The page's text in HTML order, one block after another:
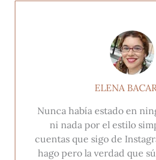
ELENA
Nunca había estado en
ni nada por el estilo
cuentas que sigo de
hago pero la verdad que